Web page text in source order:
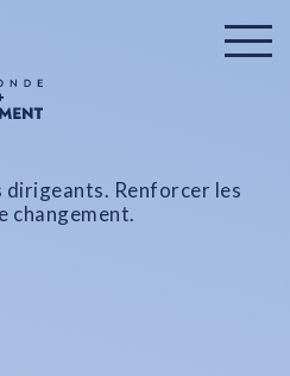
Renforcer les
changement.